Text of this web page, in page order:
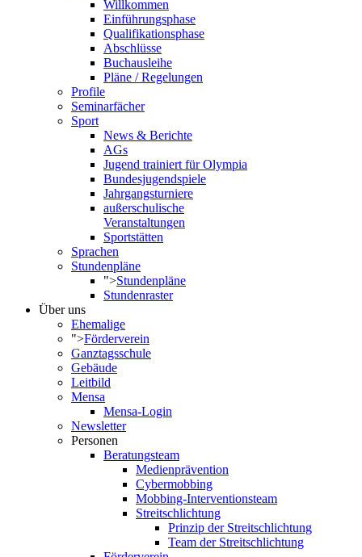
Willkommen
Einführungsphase
Qualifikationsphase
Abschlüsse
Buchausleihe
Pläne / Regelungen
Profile
Seminarfächer
Sport
News & Berichte
AGs
Jugend trainiert für Olympia
Bundesjugendspiele
Jahrgangsturniere
außerschulische
Veranstaltungen
Sportstätten
Sprachen
Stundenpläne
">Stundenpläne
Stundenraster
Über uns
Ehemalige
">Förderverein
Ganztagsschule
Gebäude
Leitbild
Mensa
Mensa-Login
Newsletter
Personen
Beratungsteam
Medienprävention
Cybermobbing
Mobbing-Interventionsteam
Streitschlichtung
Prinzip der Streitschlichtung
Team der Streitschlichtung